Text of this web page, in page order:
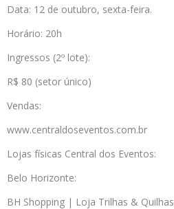
Data: 12 de outubro, sexta-feira.
Horário: 20h
Ingressos (2º lote):
R$ 80 (setor único)
Vendas:
www.centraldoseventos.com.br
Lojas físicas Central dos Eventos:
Belo Horizonte:
BH Shopping | Loja Trilhas & Quilhas